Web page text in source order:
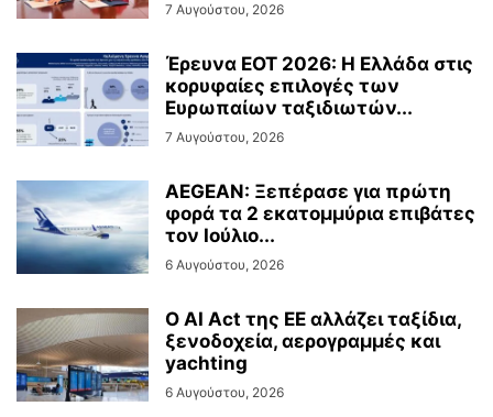
7 Αυγούστου, 2026
Έρευνα ΕΟΤ 2026: Η Ελλάδα στις
κορυφαίες επιλογές των
Ευρωπαίων ταξιδιωτών...
7 Αυγούστου, 2026
AEGEAN: Ξεπέρασε για πρώτη
φορά τα 2 εκατομμύρια επιβάτες
τον Ιούλιο...
6 Αυγούστου, 2026
Ο AI Act της ΕΕ αλλάζει ταξίδια,
ξενοδοχεία, αερογραμμές και
yachting
6 Αυγούστου, 2026